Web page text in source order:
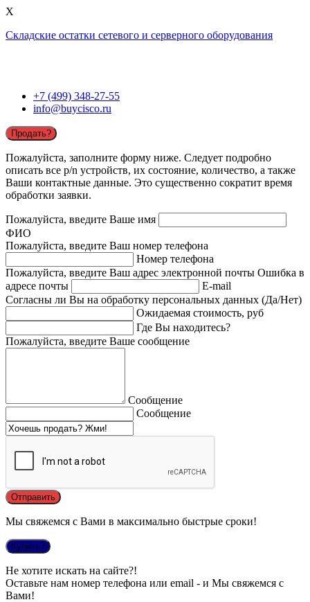
X
Складские остатки сетевого и серверного оборудования
+7 (499) 348-27-55
info@buycisco.ru
Продать?
Пожалуйста, заполните форму ниже. Следует подробно
описать все p/n устройств, их состояние, количество, а также
Ваши контактные данные. Это существенно сократит время
обработки заявки.
Пожалуйста, введите Ваше имя
ФИО
Пожалуйста, введите Ваш номер телефона
Номер телефона
Пожалуйста, введите Ваш адрес электронной почты Ошибка в
адресе почты
E-mail
Согласны ли Вы на обработку персональных данных (Да/Нет)
Ожидаемая стоимость, руб
Где Вы находитесь?
Пожалуйста, введите Ваше сообщение
Сообщение
Сообщение
Мы свяжемся с Вами в максимально быстрые сроки!
Купить?
Не хотите искать на сайте?!
Оставьте нам номер телефона или email - и Мы свяжемся с
Вами!